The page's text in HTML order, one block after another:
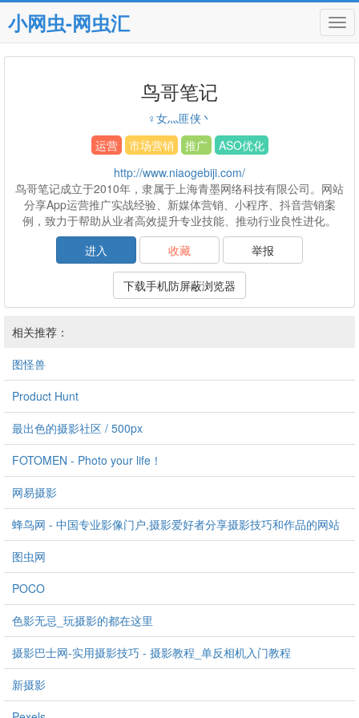
小网虫-网虫汇
鸟哥笔记
♀女灬匪侠丶
运营
市场营销 推广
ASO优化
http://www.niaogebiji.com/
鸟哥笔记成立于2010年，隶属于上海青墨网络科技有限公司。网站
分享App运营推广实战经验、新媒体营销、小程序、抖音营销案
例，致力于帮助从业者高效提升专业技能、推动行业良性进化。
进入
收藏 举报
下载手机防屏蔽浏览器
相关推荐：
图怪兽
Product Hunt
最出色的摄影社区 / 500px
FOTOMEN - Photo your life！
网易摄影
蜂鸟网 - 中国专业影像门户,摄影爱好者分享摄影技巧和作品的网站
图虫网
POCO
色影无忌_玩摄影的都在这里
摄影巴士网-实用摄影技巧 - 摄影教程_单反相机入门教程
新摄影